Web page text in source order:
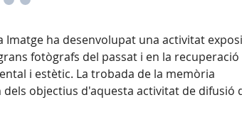
Imatge ha desenvolupat una activitat
fotògrafs del passat i en la recuperació
i estètic. La trobada de la memòria
objectius d'aquesta activitat de difusió